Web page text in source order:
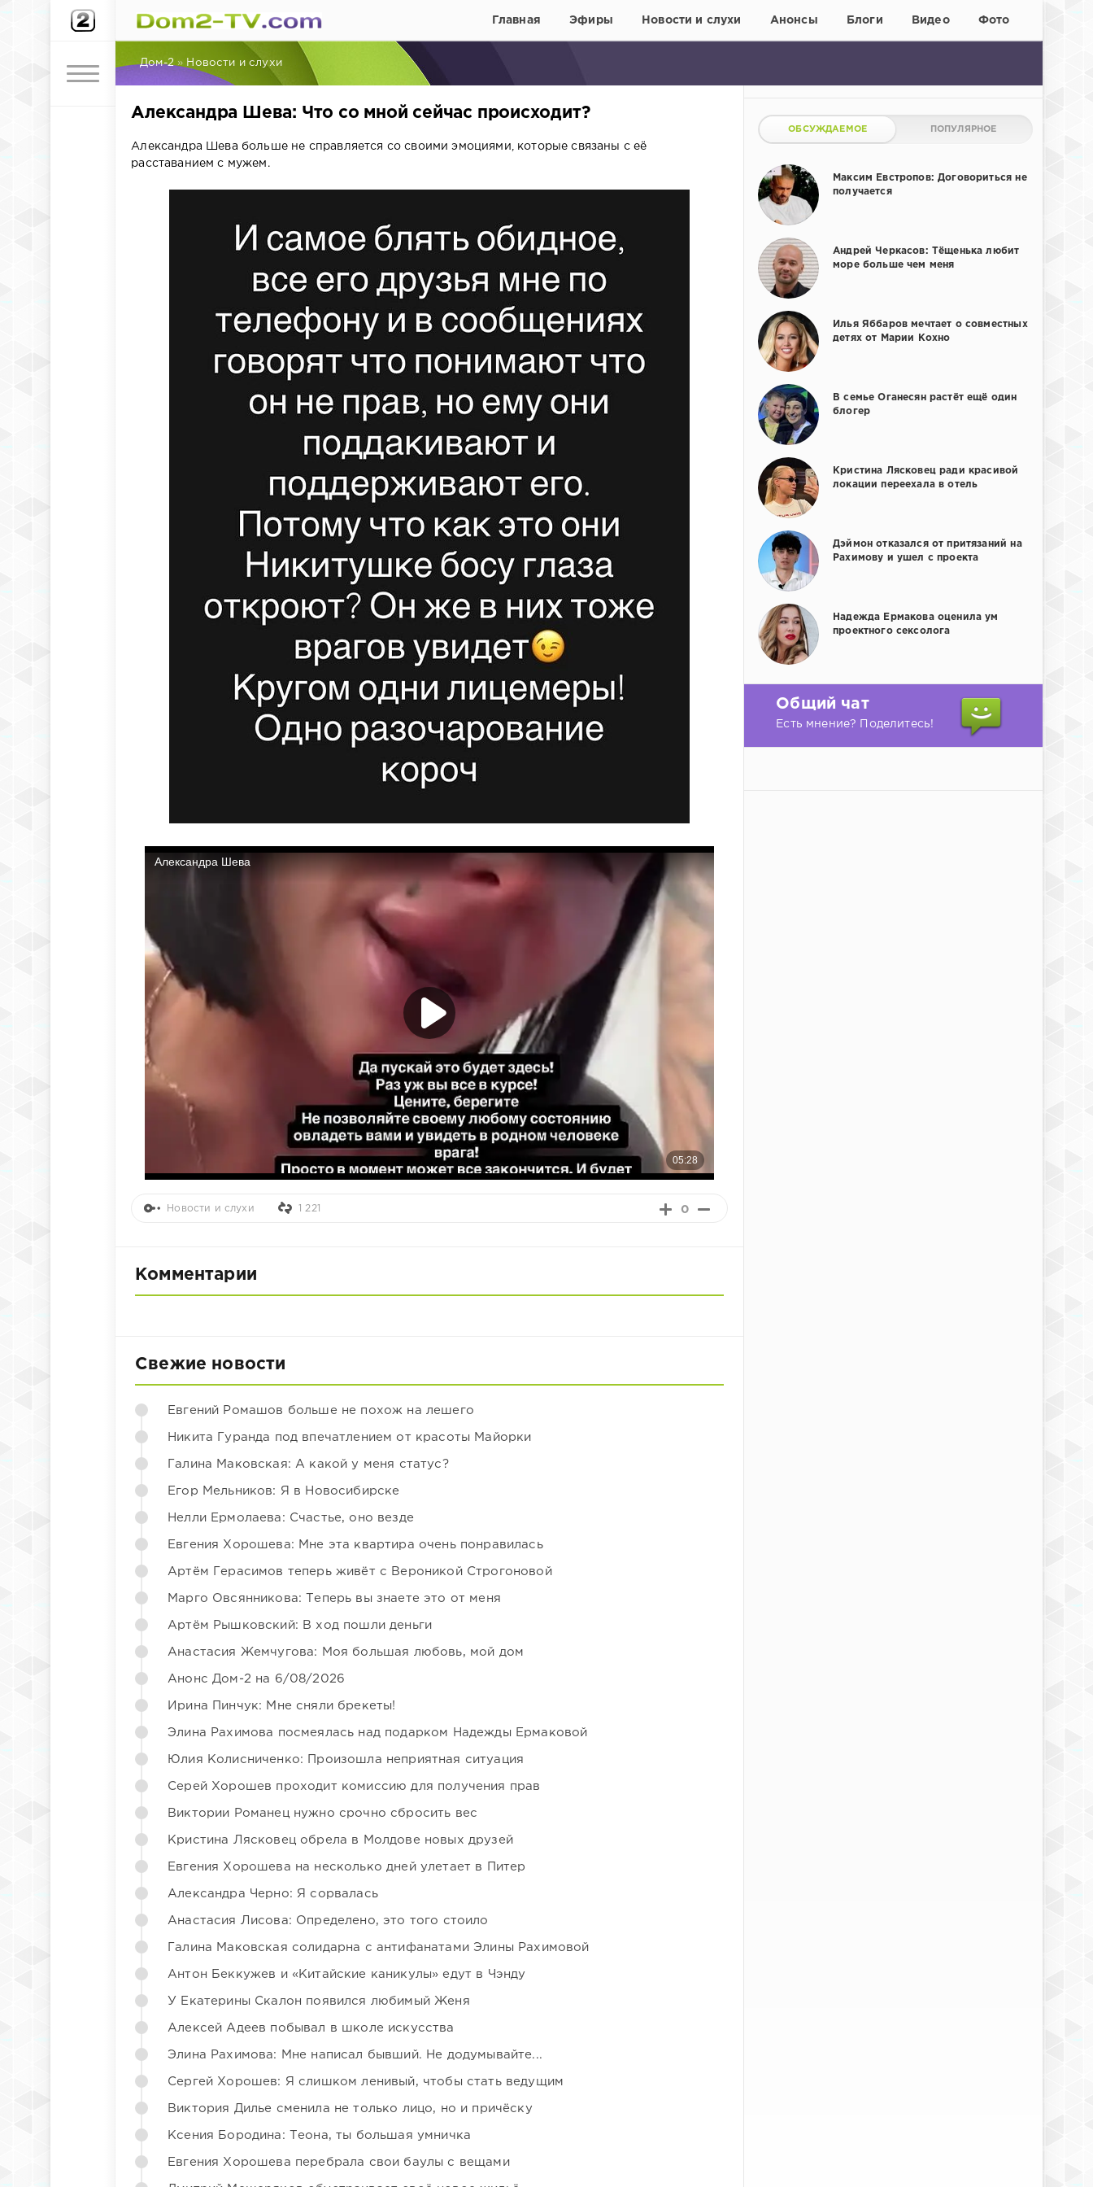
Главная Эфиры Новости и слухи Анонсы Блоги Видео Фото
Дом-2 » Новости и слухи
Александра Шева: Что со мной сейчас происходит?
Александра Шева больше не справляется со своими эмоциями, которые связаны с её
расставанием с мужем.
0
Новости и слухи 1 221
Комментарии
Свежие новости
Евгений Ромашов больше не похож на лешего
Никита Гуранда под впечатлением от красоты Майорки
Галина Маковская: А какой у меня статус?
Егор Мельников: Я в Новосибирске
Нелли Ермолаева: Счастье, оно везде
Евгения Хорошева: Мне эта квартира очень понравилась
Артём Герасимов теперь живёт с Вероникой Строгоновой
Марго Овсянникова: Теперь вы знаете это от меня
Артём Рышковский: В ход пошли деньги
Анастасия Жемчугова: Моя большая любовь, мой дом
Анонс Дом-2 на 6/08/2026
Ирина Пинчук: Мне сняли брекеты!
Элина Рахимова посмеялась над подарком Надежды Ермаковой
Юлия Колисниченко: Произошла неприятная ситуация
Серей Хорошев проходит комиссию для получения прав
Виктории Романец нужно срочно сбросить вес
Кристина Лясковец обрела в Молдове новых друзей
Евгения Хорошева на несколько дней улетает в Питер
Александра Черно: Я сорвалась
Анастасия Лисова: Определено, это того стоило
Галина Маковская солидарна с антифанатами Элины Рахимовой
Антон Беккужев и «Китайские каникулы» едут в Чэнду
У Екатерины Скалон появился любимый Женя
Алексей Адеев побывал в школе искусства
Элина Рахимова: Мне написал бывший. Не додумывайте...
Сергей Хорошев: Я слишком ленивый, чтобы стать ведущим
Виктория Дилье сменила не только лицо, но и причёску
Ксения Бородина: Теона, ты большая умничка
Евгения Хорошева перебрала свои баулы с вещами
ОБСУЖДАЕМОЕ ПОПУЛЯРНОЕ
Максим Евстропов: Договориться не
получается
Андрей Черкасов: Тёщенька любит
море больше чем меня
Илья Яббаров мечтает о совместных
детях от Марии Кохно
В семье Оганесян растёт ещё один
блогер
Кристина Лясковец ради красивой
локации переехала в отель
Дэймон отказался от притязаний на
Рахимову и ушел с проекта
Надежда Ермакова оценила ум
проектного сексолога
Общий чат
Есть мнение? Поделитесь!